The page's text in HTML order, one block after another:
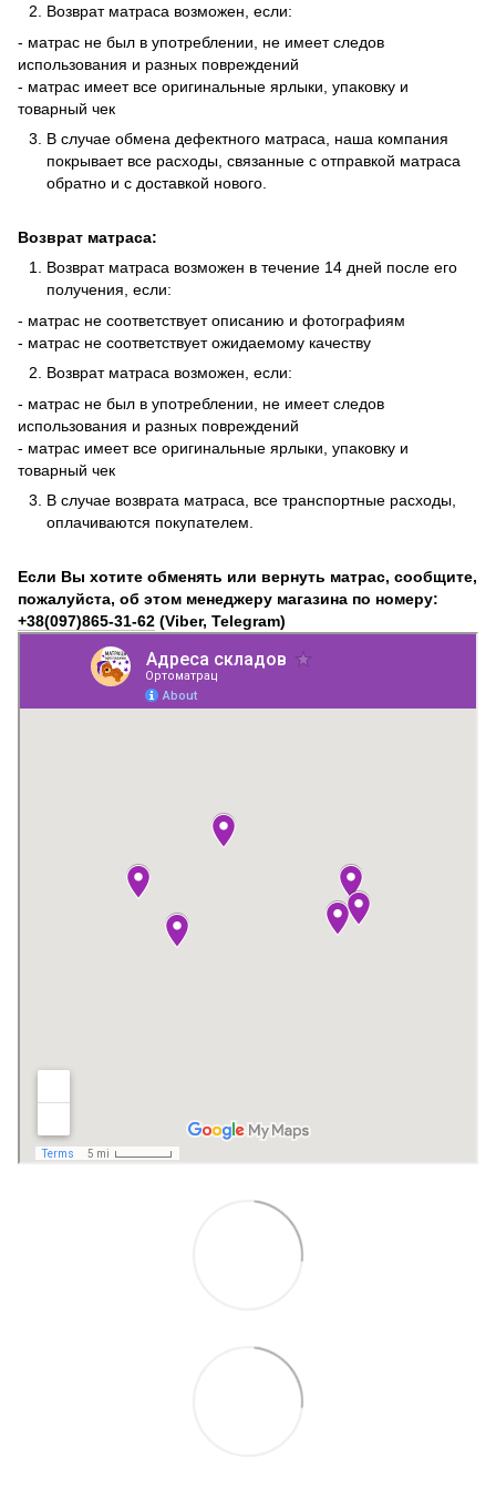
Возврат матраса возможен, если:
- матрас не был в употреблении, не имеет следов
использования и разных повреждений
- матрас имеет все оригинальные ярлыки, упаковку и
товарный чек
В случае обмена дефектного матраса, наша компания
покрывает все расходы, связанные с отправкой матраса
обратно и с доставкой нового.
Возврат матраса:
Возврат матраса возможен в течение 14 дней после его
получения, если:
- матрас не соответствует описанию и фотографиям
- матрас не соответствует ожидаемому качеству
Возврат матраса возможен, если:
- матрас не был в употреблении, не имеет следов
использования и разных повреждений
- матрас имеет все оригинальные ярлыки, упаковку и
товарный чек
В случае возврата матраса, все транспортные расходы,
оплачиваются покупателем.
Если Вы хотите обменять или вернуть матрас, сообщите,
пожалуйста, об этом менеджеру магазина по номеру:
+38(097)865-31-62 (Viber, Telegram)